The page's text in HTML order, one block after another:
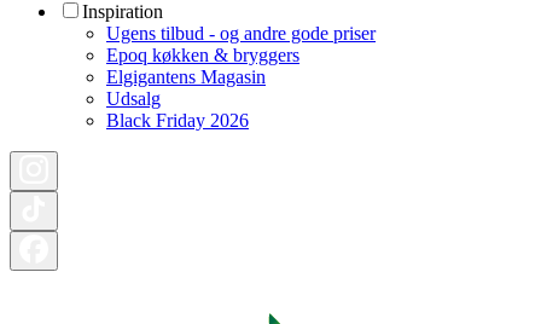
Inspiration
Ugens tilbud - og andre gode priser
Epoq køkken & bryggers
Elgigantens Magasin
Udsalg
Black Friday 2026